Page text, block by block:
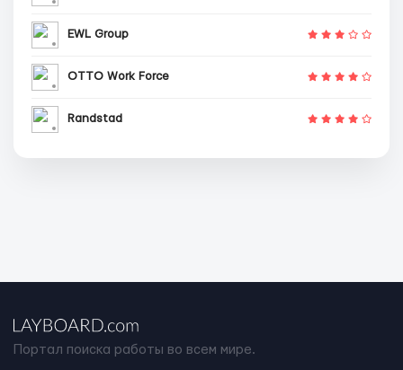
EWL Group
OTTO Work Force
Randstad
Портал поиска работы во всем мире.